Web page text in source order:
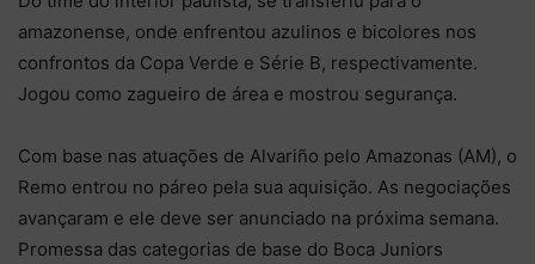
amazonense, onde enfrentou azulinos e bicolores nos
confrontos da Copa Verde e Série B, respectivamente.
Jogou como zagueiro de área e mostrou segurança.
Com base nas atuações de Alvariño pelo Amazonas (AM), o
Remo entrou no páreo pela sua aquisição. As negociações
avançaram e ele deve ser anunciado na próxima semana.
Promessa das categorias de base do Boca Juniors